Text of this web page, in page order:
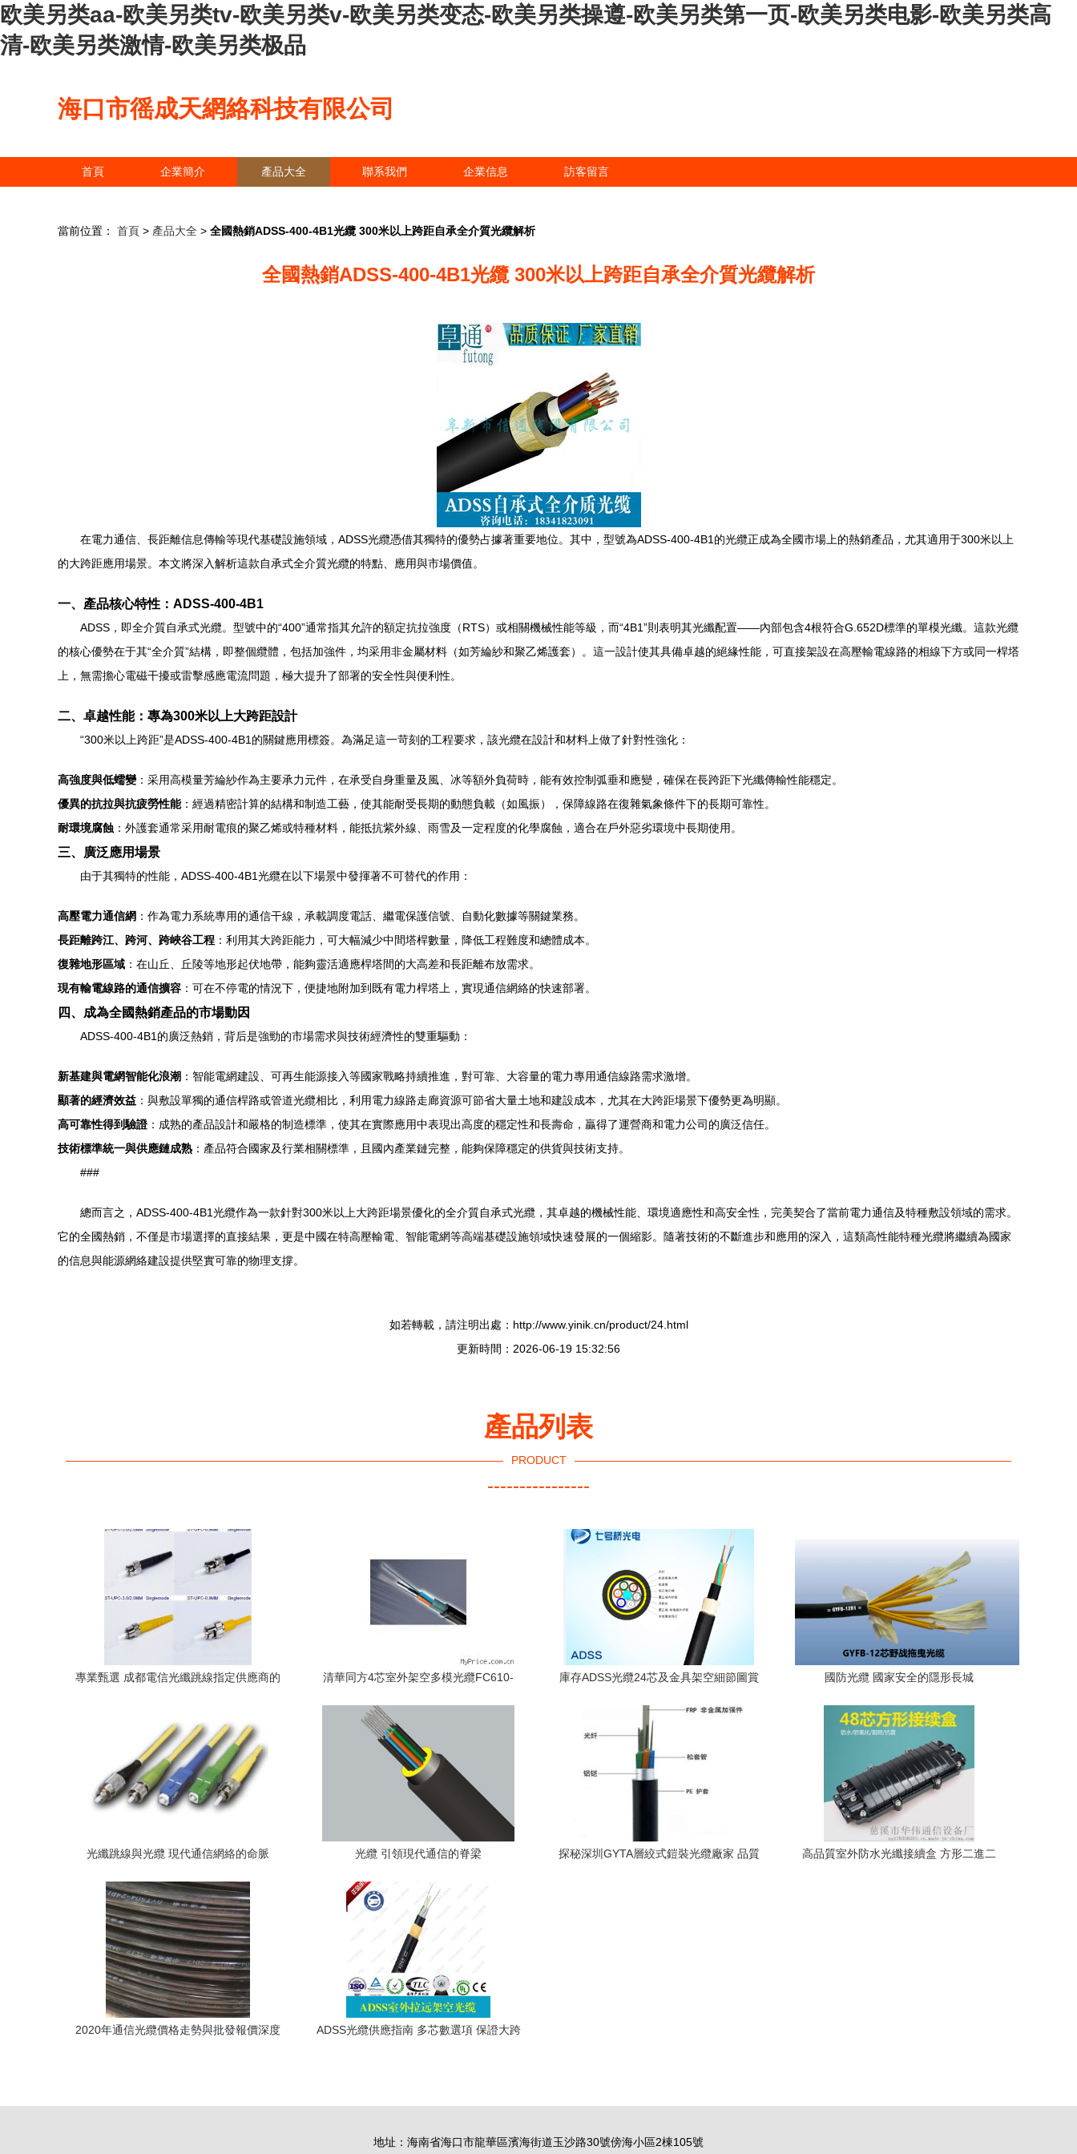
欧美另类aa-欧美另类tv-欧美另类v-欧美另类变态-欧美另类操遵-欧美另类第一页-欧美另类电影-欧美另类高
清-欧美另类激情-欧美另类极品
海口市徭成天網絡科技有限公司
首頁 企業簡介 產品大全 聯系我們 企業信息 訪客留言
當前位置： 首頁 > 產品大全 > 全國熱銷ADSS-400-4B1光纜 300米以上跨距自承全介質光纜解析
全國熱銷ADSS-400-4B1光纜 300米以上跨距自承全介質光纜解析
在電力通信、長距離信息傳輸等現代基礎設施領域，ADSS光纜憑借其獨特的優勢占據著重要地位。其中，型號為ADSS-400-4B1的光纜正成為全國市場上的熱銷產品，尤其適用于300米以上
的大跨距應用場景。本文將深入解析這款自承式全介質光纜的特點、應用與市場價值。
一、產品核心特性：ADSS-400-4B1
ADSS，即全介質自承式光纜。型號中的“400”通常指其允許的額定抗拉強度（RTS）或相關機械性能等級，而“4B1”則表明其光纖配置——內部包含4根符合G.652D標準的單模光纖。這款光纜
的核心優勢在于其“全介質”結構，即整個纜體，包括加強件，均采用非金屬材料（如芳綸紗和聚乙烯護套）。這一設計使其具備卓越的絕緣性能，可直接架設在高壓輸電線路的相線下方或同一桿塔
上，無需擔心電磁干擾或雷擊感應電流問題，極大提升了部署的安全性與便利性。
二、卓越性能：專為300米以上大跨距設計
“300米以上跨距”是ADSS-400-4B1的關鍵應用標簽。為滿足這一苛刻的工程要求，該光纜在設計和材料上做了針對性強化：
高強度與低蠕變：采用高模量芳綸紗作為主要承力元件，在承受自身重量及風、冰等額外負荷時，能有效控制弧垂和應變，確保在長跨距下光纖傳輸性能穩定。
優異的抗拉與抗疲勞性能：經過精密計算的結構和制造工藝，使其能耐受長期的動態負載（如風振），保障線路在復雜氣象條件下的長期可靠性。
耐環境腐蝕 ：外護套通常采用耐電痕的聚乙烯或特種材料，能抵抗紫外線、雨雪及一定程度的化學腐蝕，適合在戶外惡劣環境中長期使用。
三、廣泛應用場景
由于其獨特的性能，ADSS-400-4B1光纜在以下場景中發揮著不可替代的作用：
高壓電力通信網 ：作為電力系統專用的通信干線，承載調度電話、繼電保護信號、自動化數據等關鍵業務。
長距離跨江、跨河、跨峽谷工程 ：利用其大跨距能力，可大幅減少中間塔桿數量，降低工程難度和總體成本。
復雜地形區域 ：在山丘、丘陵等地形起伏地帶，能夠靈活適應桿塔間的大高差和長距離布放需求。
現有輸電線路的通信擴容 ：可在不停電的情況下，便捷地附加到既有電力桿塔上，實現通信網絡的快速部署。
四、成為全國熱銷產品的市場動因
ADSS-400-4B1的廣泛熱銷，背后是強勁的市場需求與技術經濟性的雙重驅動：
新基建與電網智能化浪潮 ：智能電網建設、可再生能源接入等國家戰略持續推進，對可靠、大容量的電力專用通信線路需求激增。
顯著的經濟效益 ：與敷設單獨的通信桿路或管道光纜相比，利用電力線路走廊資源可節省大量土地和建設成本，尤其在大跨距場景下優勢更為明顯。
高可靠性得到驗證：成熟的產品設計和嚴格的制造標準，使其在實際應用中表現出高度的穩定性和長壽命，贏得了運營商和電力公司的廣泛信任。
技術標準統一與供應鏈成熟 ：產品符合國家及行業相關標準，且國內產業鏈完整，能夠保障穩定的供貨與技術支持。
###
總而言之，ADSS-400-4B1光纜作為一款針對300米以上大跨距場景優化的全介質自承式光纜，其卓越的機械性能、環境適應性和高安全性，完美契合了當前電力通信及特種敷設領域的需求。
它的全國熱銷，不僅是市場選擇的直接結果，更是中國在特高壓輸電、智能電網等高端基礎設施領域快速發展的一個縮影。隨著技術的不斷進步和應用的深入，這類高性能特種光纜將繼續為國家
的信息與能源網絡建設提供堅實可靠的物理支撐。
如若轉載，請注明出處：http://www.yinik.cn/product/24.html
更新時間：2026-06-19 15:32:56
產品列表
PRODUCT
----------------
專業甄選 成都電信光纖跳線指定供應商的
清華同方4芯室外架空多模光纜FC610-
庫存ADSS光纜24芯及金具架空細節圖賞
國防光纜 國家安全的隱形長城
光纖跳線與光纜 現代通信網絡的命脈 光纜 引領現代通信的脊梁
探秘深圳GYTA層絞式鎧裝光纜廠家 品質
高品質室外防水光纖接續盒 方形二進二
2020年通信光纜價格走勢與批發報價深度
ADSS光纜供應指南 多芯數選項 保證大跨
地址：海南省海口市龍華區濱海街道玉沙路30號傍海小區2棟105號